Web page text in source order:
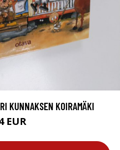
KUNNAKSEN KOIRAMÄKI
EUR